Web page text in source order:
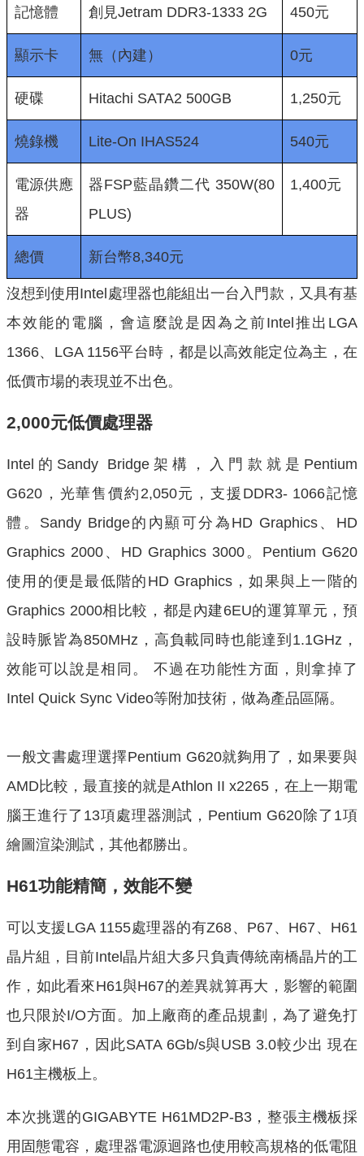
記憶體 創見Jetram DDR3-1333 2G 450元
顯示卡 無（內建） 0元
硬碟 Hitachi SATA2 500GB 1,250元
燒錄機 Lite-On IHAS524 540元
電源供應
器
器FSP藍晶鑽二代 350W(80
PLUS)
1,400元
總價 新台幣8,340元
沒想到使用Intel處理器也能組出一台入門款，又具有基
本效能的電腦，會這麼說是因為之前Intel推出LGA
1366、LGA 1156平台時，都是以高效能定位為主，在
低價市場的表現並不出色。
2,000元低價處理器
Intel的Sandy Bridge架構，入門款就是Pentium
G620，光華售價約2,050元，支援DDR3- 1066記憶
體。Sandy Bridge的內顯可分為HD Graphics、HD
Graphics 2000、HD Graphics 3000。Pentium G620
使用的便是最低階的HD Graphics，如果與上一階的
Graphics 2000相比較，都是內建6EU的運算單元，預
設時脈皆為850MHz，高負載同時也能達到1.1GHz，
效能可以說是相同。 不過在功能性方面，則拿掉了
Intel Quick Sync Video等附加技術，做為產品區隔。
一般文書處理選擇Pentium G620就夠用了，如果要與
AMD比較，最直接的就是Athlon II x2265，在上一期電
腦王進行了13項處理器測試，Pentium G620除了1項
繪圖渲染測試，其他都勝出。
H61功能精簡，效能不變
可以支援LGA 1155處理器的有Z68、P67、H67、H61
晶片組，目前Intel晶片組大多只負責傳統南橋晶片的工
作，如此看來H61與H67的差異就算再大，影響的範圍
也只限於I/O方面。加上廠商的產品規劃，為了避免打
到自家H67，因此SATA 6Gb/s與USB 3.0較少出 現在
H61主機板上。
本次挑選的GIGABYTE H61MD2P-B3，整張主機板採
用固態電容，處理器電源迴路也使用較高規格的低電阻